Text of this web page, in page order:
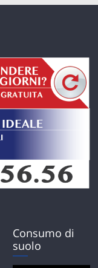
Consumo di
suolo